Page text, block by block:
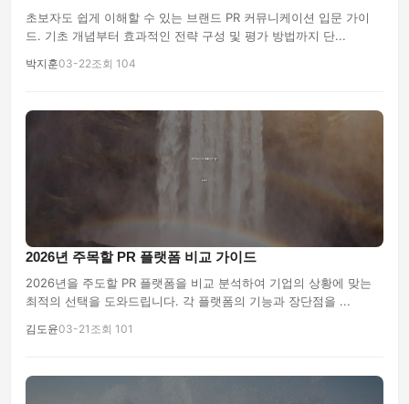
초보자도 쉽게 이해할 수 있는 브랜드 PR 커뮤니케이션 입문 가이
드. 기초 개념부터 효과적인 전략 구성 및 평가 방법까지 단...
박지훈03-22조회 104
2026년 주목할 PR 플랫폼 비교 가이드
2026년을 주도할 PR 플랫폼을 비교 분석하여 기업의 상황에 맞는
최적의 선택을 도와드립니다. 각 플랫폼의 기능과 장단점을 ...
김도윤03-21 조회 101